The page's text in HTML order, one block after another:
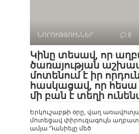
ՆՈՐՈՒԹՅՈՒՆՆԵՐ 0
Կինը տեսավ, որ
ծառայության
մոտենում է իր
հասկացավ, որ
մի բան է տեղի
Երկուշաբթի օրը, վաղ
մոտեցավ փիրուզագույն
ամյա Դանիելը մեծ